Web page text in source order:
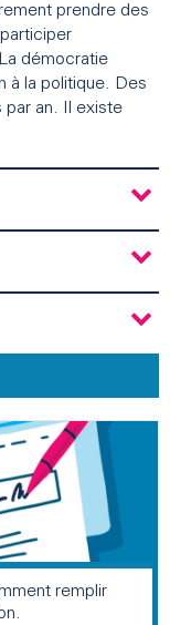
prendre des
démocratie
à la politique. Des
par an. Il existe
remplir